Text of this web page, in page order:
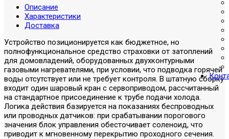
Описание
Характеристики
Доставка
Устройство позиционируется как бюджетное, но
полнофункциональное средство страховки от затоплений
для домовладений, оборудованных двухконтурными
газовыми нагревателями, при условии, что подводка горячей
воды отсутствует или не требует контроля. В штатную сборку
входит один шаровый кран с сервоприводом, рассчитанный
на стандартное присоединение к трубе подачи холода.
Логика действия базируется на показаниях беспроводных
или проводных датчиков: при срабатывании порогового
значения блок управления обесточивает соленоид, что
приводит к мгновенному перекрытию проходного сечения.